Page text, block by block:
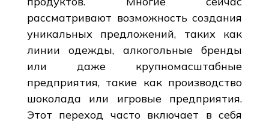
рассматривают возможность создания
уникальных предложений, таких как
линии одежды, алкогольные бренды
или даже крупномасштабные
предприятия, такие как производство
шоколада или игровые предприятия.
Этот переход часто включает в себя